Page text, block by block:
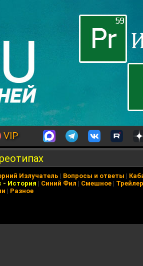
VIP
Излучатель | Вопросы и ответы |
- История | Синий Фил | Смешное |
| Разное